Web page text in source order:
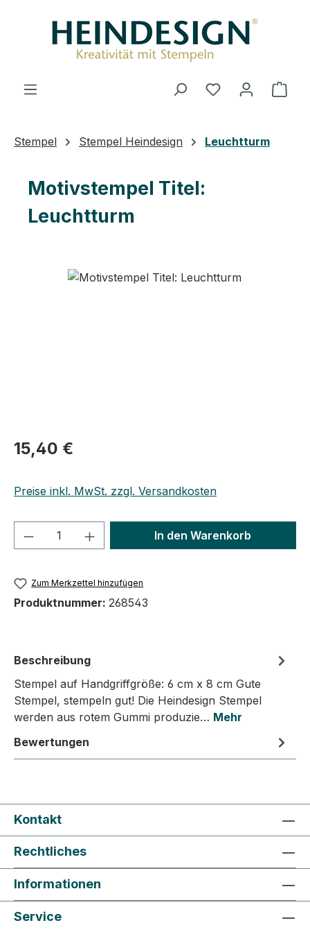
Stempel Stempel Heindesign Leuchtturm
Motivstempel Titel:
Leuchtturm
Bildergalerie überspringen
15,40 €
Preise inkl. MwSt. zzgl. Versandkosten
Produkt Anzahl: Gib denIn den Warenkorb
Zum Merkzettel hinzufügen
Produktnummer: 268543
Beschreibung
Stempel auf Handgriffgröße: 6 cm x 8 cm Gute
Stempel, stempeln gut! Die Heindesign Stempel
werden aus rotem Gummi produzie… Mehr
Bewertungen
Kontakt
Rechtliches
Informationen
Service